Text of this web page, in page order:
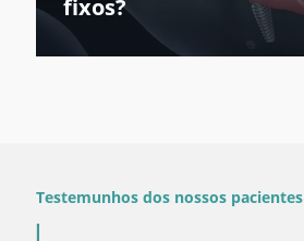
fixos?
Testemunhos dos nossos pacientes